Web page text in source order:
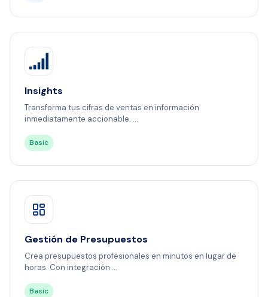
Insights
Transforma tus cifras de ventas en información
inmediatamente accionable. ...
Basic
Gestión de Presupuestos
Crea presupuestos profesionales en minutos en lugar de
horas. Con integración ...
Basic